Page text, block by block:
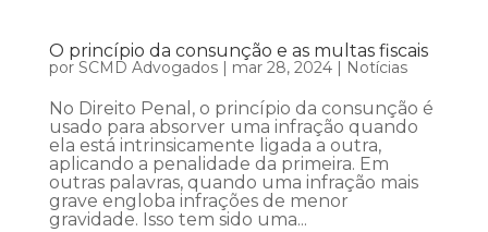
O princípio da consunção e as multas fiscais
por SCMD Advogados| mar 28, 2024| Notícias
No Direito Penal, o princípio da consunção é
usado para absorver uma infração quando
ela está intrinsicamente ligada a outra,
aplicando a penalidade da primeira. Em
outras palavras, quando uma infração mais
grave engloba infrações de menor
gravidade. Isso tem sido uma...